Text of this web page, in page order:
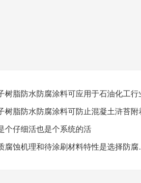
树脂防水防腐涂料可应用于石油化工行
树脂防水防腐涂料可防止混凝土浒苔附
个仔细活也是个系统的活
分析好腐蚀